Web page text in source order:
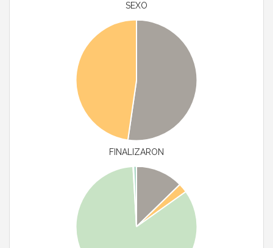
SEXO
FINALIZARON